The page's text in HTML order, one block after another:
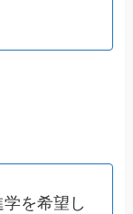
を希望し